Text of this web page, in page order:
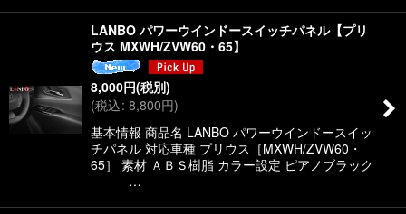
LANBO パワーウインドースイッチパネル【プリ
ウス MXWH/ZVW60・65】
8,000円(税別)
(税込: 8,800円)
基本情報 商品名 LANBO パワーウインドースイッ
チパネル 対応車種 プリウス［MXWH/ZVW60・
65］ 素材 ＡＢＳ樹脂 カラー設定 ピアノブラック
…